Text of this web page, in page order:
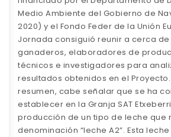
Medio Ambiente del Gobierno de
2020) y el Fondo Feder de la Unión
Jornada consiguió reunir a cerca
ganaderos, elaboradores de
técnicos e investigadores para
resultados obtenidos en el
resumen, cabe señalar que se ha
establecer en la Granja SAT
producción de un tipo de leche que
denominación “leche A2”. Esta